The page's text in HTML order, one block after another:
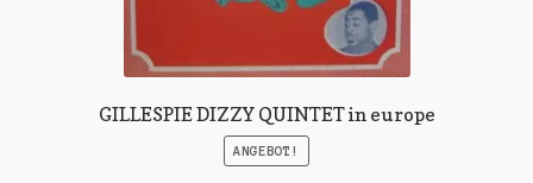
GILLESPIE DIZZY QUINTET in europe
ANGEBOT!